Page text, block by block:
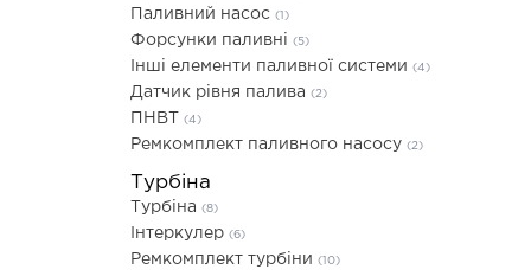
Паливний насос (1)
Форсунки паливні (5)
Інші елементи паливної системи (4)
Датчик рівня палива (2)
ПНВТ (4)
Ремкомплект паливного насосу (2)
Турбіна
Турбіна (8)
Інтеркулер (6)
Ремкомплект турбіни (10)